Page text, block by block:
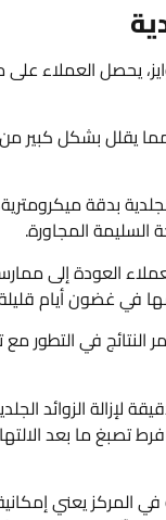
وايز، يحصل
يقلل بشكل كبير
بدقة
المجاورة.
العودة إلى
في غضون أيام
في التطور مع
الزوائد
تصبغ ما بعد
في المركز يعني